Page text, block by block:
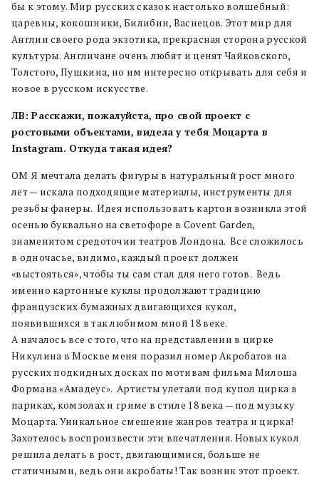
бы к этому. Мир русских сказок настолько волшебный:
царевны, кокошники, Билибин, Васнецов. Этот мир для
Англии своего рода экзотика, прекрасная сторона русской
культуры. Англичане очень любят и ценят Чайковского,
Толстого, Пушкина, но им интересно открывать для себя и
новое в русском искусстве.
ЛВ: Расскажи, пожалуйста, про свой проект с
ростовыми объектами, видела у тебя Моцарта в
Instagram. Откуда такая идея?
ОМ Я мечтала делать фигуры в натуральный рост много
лет — искала подходящие материалы, инструменты для
резьбы фанеры. Идея использовать картон возникла этой
осенью буквально на светофоре в Covent Garden,
знаменитом средоточии театров Лондона. Все сложилось
в одночасье, видимо, каждый проект должен
«выстояться», чтобы ты сам стал для него готов. Ведь
именно картонные куклы продолжают традицию
французских бумажных двигающихся кукол,
появившихся в так любимом мной 18 веке.
А началось все с того, что на представлении в цирке
Никулина в Москве меня поразил номер Акробатов на
русских подкидных досках по мотивам фильма Милоша
Формана «Амадеус». Артисты улетали под купол цирка в
париках, комзолах и гриме в стиле 18 века — под музыку
Моцарта. Уникальное смешение жанров театра и цирка!
Захотелось воспроизвести эти впечатления. Новых кукол
решила делать в рост, двигающимися, больше не
статичными, ведь они акробаты! Так возник этот проект.